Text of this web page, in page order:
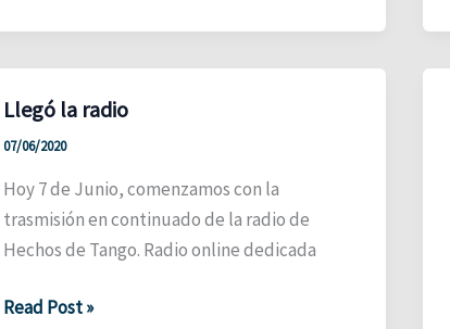
app!
Llegó la radio
07/06/2020
Hoy 7 de Junio, comenzamos con la
trasmisión en continuado de la radio de
Hechos de Tango. Radio online dedicada
Llegó
Read Post »